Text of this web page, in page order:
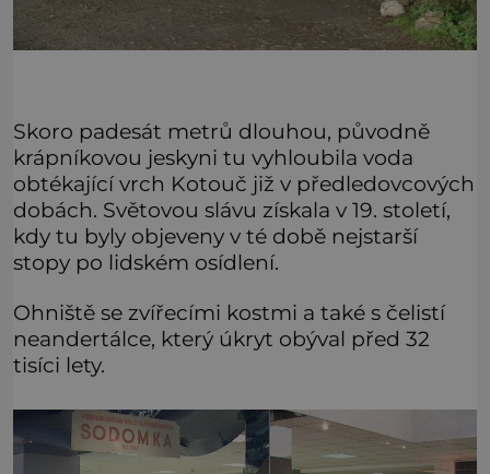
Skoro padesát metrů dlouhou, původně
krápníkovou jeskyni tu vyhloubila voda
obtékající vrch Kotouč již v předledovcových
dobách. Světovou slávu získala v 19. století,
kdy tu byly objeveny v té době nejstarší
stopy po lidském osídlení.
Ohniště se zvířecími kostmi a také s čelistí
neandertálce, který úkryt obýval před 32
tisíci lety.